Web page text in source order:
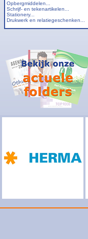
Opbergmiddelen...
Schrijf- en tekenartikelen...
Stationery...
Drukwerk en relatiegeschenken...